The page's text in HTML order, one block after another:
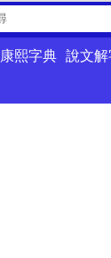
康熙字典 說文解